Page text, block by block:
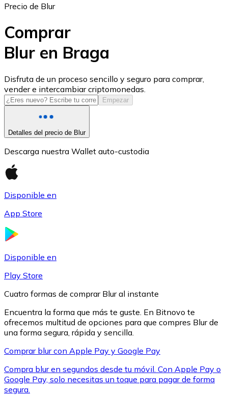
USD Coin
USDC
XRP
XRP
Precio de Blur
Comprar
Blur en Braga
Disfruta de un proceso sencillo y seguro para comprar,
vender e intercambiar criptomonedas.
Empezar
Detalles del precio de Blur
Descarga nuestra Wallet auto-custodia
Disponible en
App Store
Disponible en
Play Store
Cuatro formas de comprar Blur al instante
Encuentra la forma que más te guste. En Bitnovo te
ofrecemos multitud de opciones para que compres Blur de
una forma segura, rápida y sencilla.
Comprar blur con Apple Pay y Google Pay
Compra blur en segundos desde tu móvil. Con Apple Pay o
Google Pay, solo necesitas un toque para pagar de forma
segura.